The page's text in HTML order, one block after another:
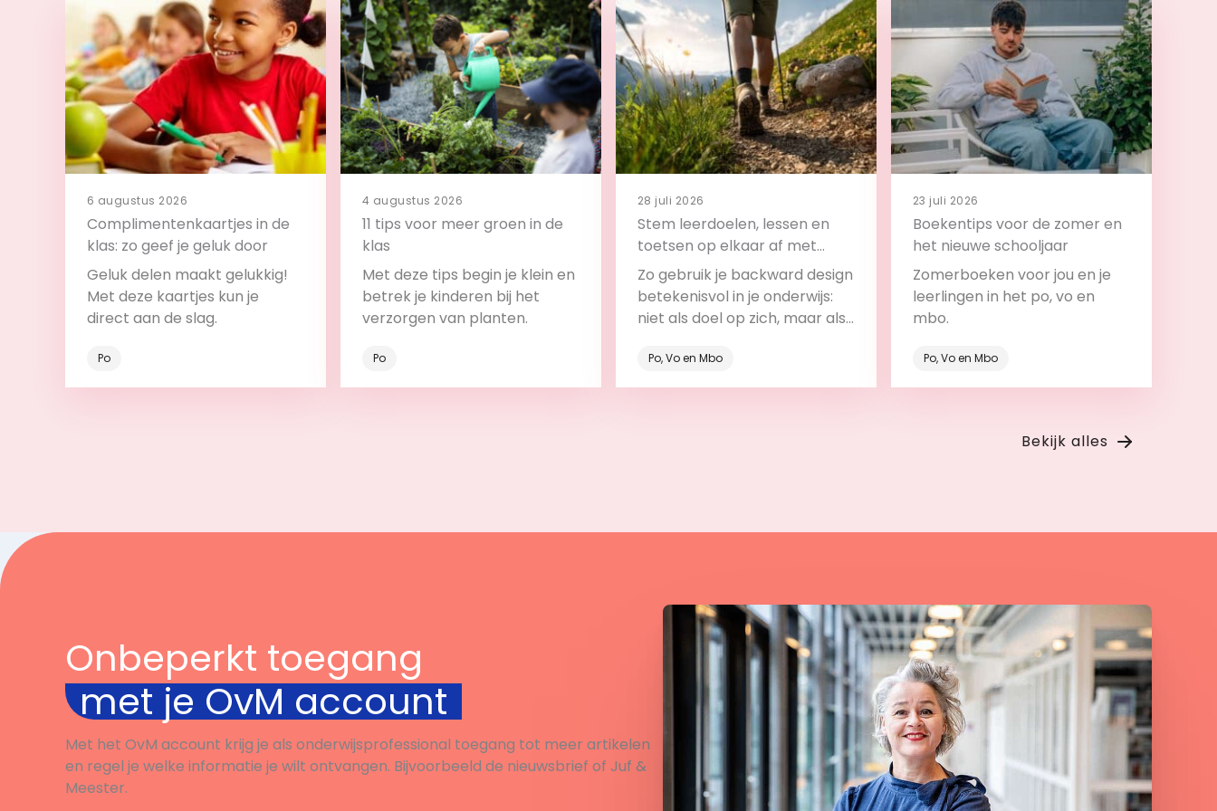
6 augustus 2026
Complimentenkaartjes in de
klas: zo geef je geluk door
Geluk delen maakt gelukkig!
Met deze kaartjes kun je
direct aan de slag.
Po
4 augustus 2026
11 tips voor meer groen in de
klas
Met deze tips begin je klein en
betrek je kinderen bij het
verzorgen van planten.
Po
28 juli 2026
Stem leerdoelen, lessen en
toetsen op elkaar af met
backward design
Zo gebruik je backward design
betekenisvol in je onderwijs:
niet als doel op zich, maar als
Po, Vo en Mbo
23 juli 2026
Boekentips voor de zomer en
het nieuwe schooljaar
Zomerboeken voor jou en je
leerlingen in het po, vo en
mbo.
Po, Vo en Mbo
Bekijk alles
Onbeperkt toegang
met je OvM account
Met het OvM account krijg je als onderwijsprofessional toegang tot meer artikelen
en regel je welke informatie je wilt ontvangen. Bijvoorbeeld de nieuwsbrief of Juf &
Meester.